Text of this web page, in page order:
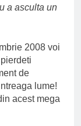
a asculta un
2008 voi
de
lume!
acest mega